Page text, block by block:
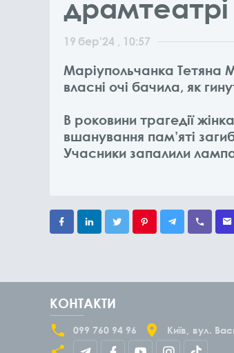
19 бер'24 , 10:57
Маріупольчанка Тетяна
власні очі бачила, як
В роковини трагедії
вшанування пам’яті
Учасники запалили
КОНТАКТИ
099 760 94 96 Київ вул.